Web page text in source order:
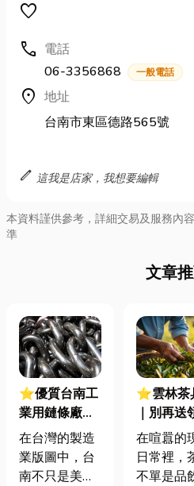
favorite
call 電話
06-3356868
一般電話
location_on 地址
台南市東區德路565號
edit 這我是店家，我想要編輯
本資料謹供參考，詳細交易及服務內
準
文章
⭐優質台南工
業用鏈條廠商
名單在這！別
讓廉價鏈條拖
垮產能！一篇
在台灣的製造
業版圖中，台
南不只是美食
⭐雲林茶
｜別再送
了，獻給
活的他！
節的品茗
在喧囂的
日常裡，
不單是品